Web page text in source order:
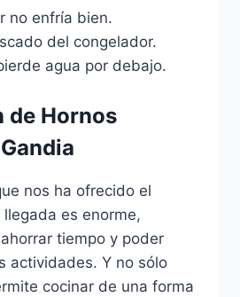
no enfría bien.
del congelador.
agua por debajo.
de Hornos
nos ha ofrecido el
es enorme,
tiempo y poder
actividades. Y no sólo
cocinar de una forma